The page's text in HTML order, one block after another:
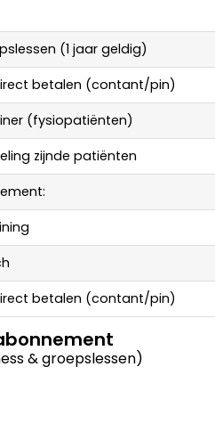
(1 jaar geldig)
betalen (contant/pin)
(fysiopatiënten)
zijnde patiënten
betalen (contant/pin)
& groepslessen)